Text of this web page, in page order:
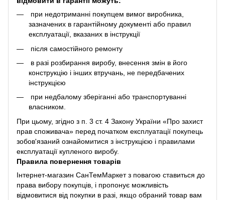
при недотриманні покупцем вимог виробника,
зазначених в гарантійному документі або правил
експлуатації, вказаних в інструкції
після самостійного ремонту
в разі розбирання виробу, внесення змін в його
конструкцію і інших втручань, не передбачених
інструкцією
при недбалому зберіганні або транспортуванні
власником.
При цьому, згідно з п. 3 ст. 4 Закону України «Про захист
прав споживача» перед початком експлуатації покупець
зобов'язаний ознайомитися з інструкцією і правилами
експлуатації купленого виробу.
Правила повернення товарів
Інтернет-магазин СанТемМаркет з повагою ставиться до
права вибору покупців, і пропонує можливість
відмовитися від покупки в разі, якщо обраний товар вам